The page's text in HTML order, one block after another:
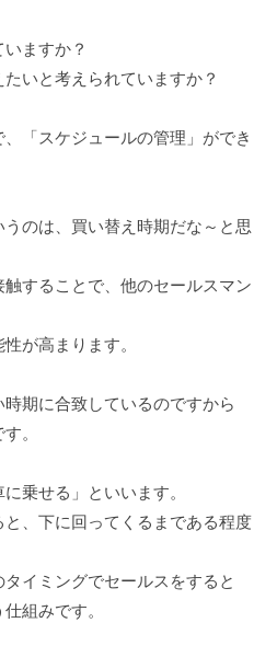
すか？
考えられていますか？
スケジュールの管理」ができ
のは、買い替え時期だな～と思
することで、他のセールスマン
が高まります。
期に合致しているのですから
。
せる」といいます。
、下に回ってくるまである程度
イミングでセールスをすると
組みです。